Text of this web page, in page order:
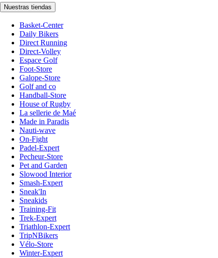
Nuestras tiendas
Basket-Center
Daily Bikers
Direct Running
Direct-Volley
Espace Golf
Foot-Store
Galope-Store
Golf and co
Handball-Store
House of Rugby
La sellerie de Maé
Made in Paradis
Nauti-wave
On-Fight
Padel-Expert
Pecheur-Store
Pet and Garden
Slowood Interior
Smash-Expert
Sneak'In
Sneakids
Training-Fit
Trek-Expert
Triathlon-Expert
TripNBikers
Vélo-Store
Winter-Expert